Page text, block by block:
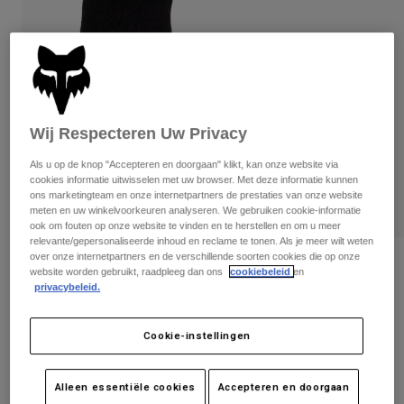
Broeken
Korte broeken
Jassen
Handschoenen
Beschermingen
Brillen
Onderdelen
Broeken
Handschoenen
Brillen
Sokken
Tassen & Accessoires
Overhemden
Alles bekijken
Women
T-Shirts & Tops
Hoodies en truien
Jassen
Leggings & Broeken
Shirts
Youth
Beschermers
Brillen
Socks
Alles bekijken
Moto
Helmen
Shirts
Pants
Gloves
Brillen
6" Flexair merinosok
Wij Respecteren Uw Privacy
Als u op de knop "Accepteren en doorgaan" klikt, kan onze website via
cookies informatie uitwisselen met uw browser. Met deze informatie kunnen
ons marketingteam en onze internetpartners de prestaties van onze website
meten en uw winkelvoorkeuren analyseren. We gebruiken cookie-informatie
ook om fouten op onze website te vinden en te herstellen en om u meer
relevante/gepersonaliseerde inhoud en reclame te tonen. Als je meer wilt weten
over onze internetpartners en de verschillende soorten cookies die op onze
website worden gebruikt, raadpleeg dan ons
cookiebeleid en
privacybeleid.
Cookie-instellingen
Alleen essentiële cookies Accepteren en doorgaan